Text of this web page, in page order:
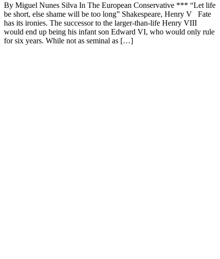
By Miguel Nunes Silva In The European Conservative *** “Let life
be short, else shame will be too long” Shakespeare, Henry V Fate
has its ironies. The successor to the larger-than-life Henry VIII
would end up being his infant son Edward VI, who would only rule
for six years. While not as seminal as […]